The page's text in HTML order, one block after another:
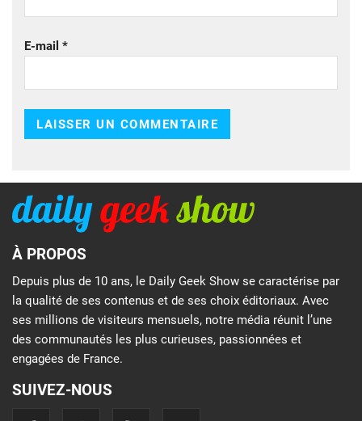
E-mail *
À PROPOS
Depuis plus de 10 ans, le Daily Geek Show se caractérise par
la qualité de ses contenus et de ses choix éditoriaux. Avec
ses millions de visiteurs mensuels, notre média réunit l’une
des communautés les plus curieuses, passionnées et
engagées de France.
SUIVEZ-NOUS